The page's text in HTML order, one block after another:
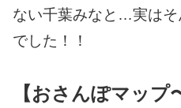
ない千葉みなと…実はそ
でした！！
【おさんぽマッ